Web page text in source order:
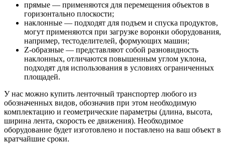
прямые — применяются для перемещения объектов в
горизонтально плоскости;
наклонные — подходят для подъем и спуска продуктов,
могут применяются при загрузке воронки оборудования,
например, тестоделителей, формующих машин;
Z-образные — представляют собой разновидность
наклонных, отличаются повышенным углом уклона,
подходят для использования в условиях ограниченных
площадей.
У нас можно купить ленточный транспортер любого из
обозначенных видов, обозначив при этом необходимую
комплектацию и геометрические параметры (длина, высота,
ширина лента, скорость ее движения). Необходимое
оборудование будет изготовлено и поставлено на ваш объект в
кратчайшие сроки.